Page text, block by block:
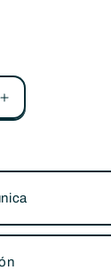
Aumentar
cantidad
Cápsulas
con
Nespresso